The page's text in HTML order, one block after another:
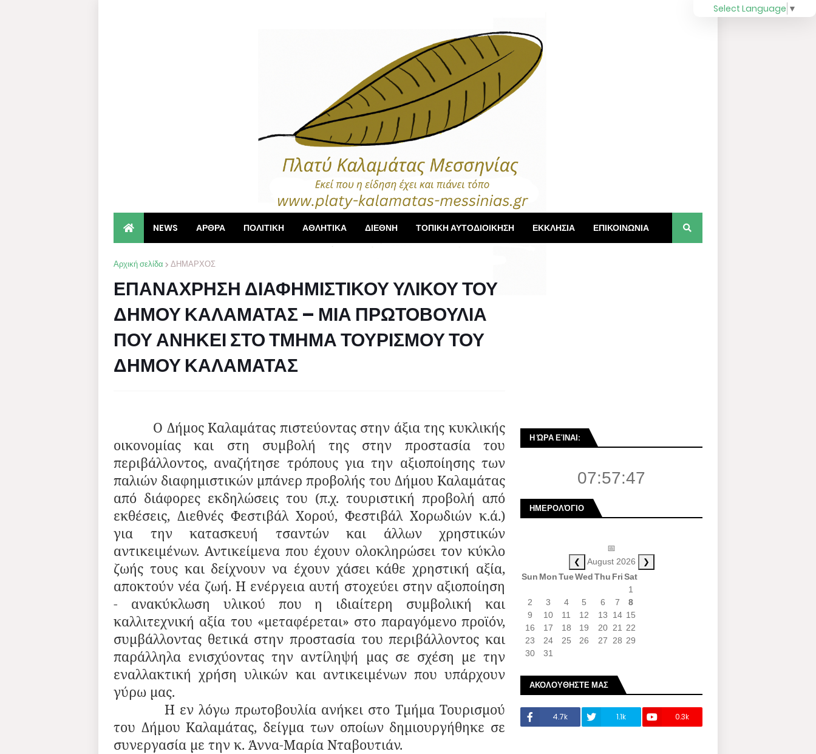
NEWS ΑΡΘΡΑ ΠΟΛΙΤΙΚΗ ΑΘΛΗΤΙΚΑ ΔΙΕΘΝΗ ΤΟΠΙΚΗ ΑΥΤΟΔΙΟΙΚΗΣΗ ΕΚΚΛΗΣΙΑ ΕΠΙΚΟΙΝΩΝΙΑ
Αρχική σελίδα ΔΗΜΑΡΧΟΣ
ΕΠΑΝΑΧΡΗΣΗ ΔΙΑΦΗΜΙΣΤΙΚΟΥ ΥΛΙΚΟΥ ΤΟΥ
ΔΗΜΟΥ ΚΑΛΑΜΑΤΑΣ – ΜΙΑ ΠΡΩΤΟΒΟΥΛΙΑ
ΠΟΥ ΑΝΗΚΕΙ ΣΤΟ ΤΜΗΜΑ ΤΟΥΡΙΣΜΟΥ ΤΟΥ
ΔΗΜΟΥ ΚΑΛΑΜΑΤΑΣ
Ο Δήμος Καλαμάτας πιστεύοντας στην άξια της κυκλικής
οικονομίας και στη συμβολή της στην προστασία του
περιβάλλοντος, αναζήτησε τρόπους για την αξιοποίησης των
παλιών διαφημιστικών μπάνερ προβολής του Δήμου Καλαμάτας
από διάφορες εκδηλώσεις του (π.χ. τουριστική προβολή από
εκθέσεις, Διεθνές Φεστιβάλ Χορού, Φεστιβάλ Χορωδιών κ.ά.)
για την κατασκευή τσαντών και άλλων χρηστικών
αντικειμένων. Αντικείμενα που έχουν ολοκληρώσει τον κύκλο
ζωής τους και δείχνουν να έχουν χάσει κάθε χρηστική αξία,
αποκτούν νέα ζωή. Η ενέργεια αυτή στοχεύει στην αξιοποίηση
- ανακύκλωση υλικού που η ιδιαίτερη συμβολική και
καλλιτεχνική αξία του «μεταφέρεται» στο παραγόμενο προϊόν,
συμβάλλοντας θετικά στην προστασία του περιβάλλοντος και
παράλληλα ενισχύοντας την αντίληψή μας σε σχέση με την
εναλλακτική χρήση υλικών και αντικειμένων που υπάρχουν
γύρω μας.
Η εν λόγω πρωτοβουλία ανήκει στο Τμήμα Τουρισμού
του Δήμου Καλαμάτας, δείγμα των οποίων δημιουργήθηκε σε
συνεργασία με την κ. Άννα-Μαρία Νταβουτιάν.
Select Language ▼
Η ΏΡΑ ΕΊΝΑΙ:
07:57:48
ΗΜΕΡΟΛΌΓΙΟ
📅
❮ August 2026 ❯
Sun MonTueWedThu FriSat
1
2
3 4 5 6 7
8
9
10 11 12 13 14 15
16
17 18 19 20 21
22
23
24 25 26 27 28 29
30
31
ΑΚΟΛΟΥΘΗΣΤΕ ΜΑΣ
4.7k 1.1k 0.3k